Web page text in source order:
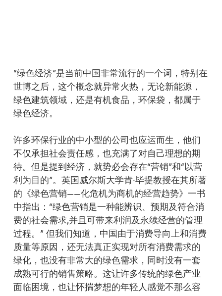
“绿色经济”是当前中国非常流行的一个词，特别在
世博之后，这个概念就异常火热，无论新能源，
绿色建筑领域，还是有机食品，环保袋，都属于
绿色经济。
许多环保行业的中小型的公司也应运而生，他们
不仅承担社会责任感，也充满了对自己理想的期
待。但是提到经济，就势必会存在“营销”和“以营
利为目的”。英国威尔斯大学肯·毕提教授在其所著
的《绿色营销——化危机为商机的经营趋势》一书
中指出：“绿色营销是一种能辨识、预期及符合消
费的社会需求,并且可带来利润及永续经营的管理
过程。” 但我们知道，中国由于消费导向上和消费
质量等原因，还无法真正实现对所有消费需求的
绿化，也没有非常大的绿色需求，同时没有一套
成熟可行的销售策略。这让许多传统的绿色产业
面临困境，也让怀揣梦想的年轻人感觉不那么容